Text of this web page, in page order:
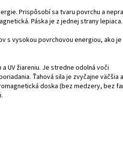
Prispôsobí sa tvaru povrchu a
Páska je z jednej strany lepiaca.
s vysokou povrchovou energiou, ako je
UV žiareniu. Je stredne odolná voči
Ťahová sila je zvyčajne väčšia
doska (bez medzery, bez